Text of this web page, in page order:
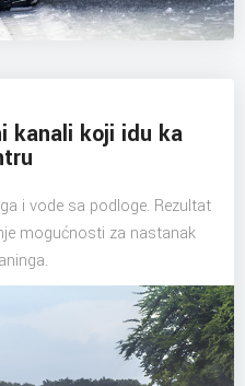
kanali koji idu ka
i vode sa podloge. Rezultat
mogućnosti za nastanak